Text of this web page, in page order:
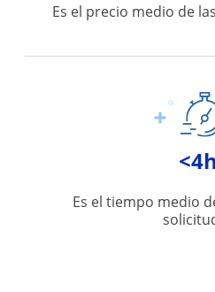
Es el precio medio de
<4h
Es el tiempo medio